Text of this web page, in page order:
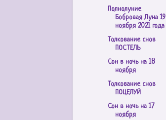
Полнолуние
Бобровая Луна 19
ноября 2021 года
Толкование снов
ПОСТЕЛЬ
Сон в ночь на 18
ноября
Толкование снов
ПОЦЕЛУЙ
Сон в ночь на 17
ноября